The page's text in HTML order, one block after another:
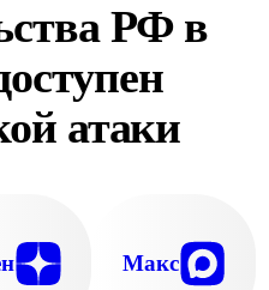
РФ в
атаки
Макс